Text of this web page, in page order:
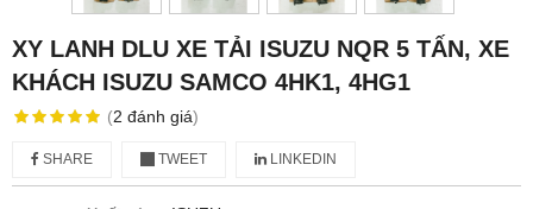
XY LANH DLU XE TẢI ISUZU NQR 5 TẤN, XE
KHÁCH ISUZU SAMCO 4HK1, 4HG1
(2 đánh giá)
SHARE TWEET LINKEDIN